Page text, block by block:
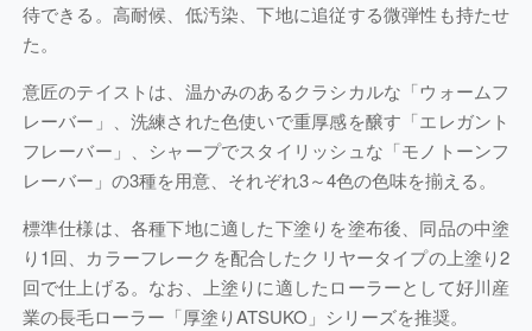
待できる。高耐候、低汚染、下地に追従する微弾性も持たせ
た。
意匠のテイストは、温かみのあるクラシカルな「ウォームフ
レーバー」、洗練された色使いで重厚感を醸す「エレガント
フレーバー」、シャープでスタイリッシュな「モノトーンフ
レーバー」の3種を用意、それぞれ3～4色の色味を揃える。
標準仕様は、各種下地に適した下塗りを塗布後、同品の中塗
り1回、カラーフレークを配合したクリヤータイプの上塗り2
回で仕上げる。なお、上塗りに適したローラーとして好川産
業の長毛ローラー「厚塗りATSUKO」シリーズを推奨。